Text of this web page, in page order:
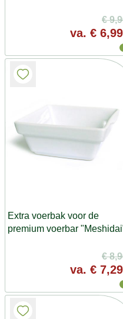
€
va. €
Extra voerbak voor de
premium voerbar
€
va. €